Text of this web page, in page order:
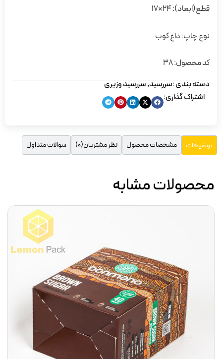
قطع(ابعاد): 24×17
نوع چاپ: داغ کوب
کد محصول: 38
دسته بندی :سررسید,سررسید وزیری
اشتراک گذاری:
توضیحات مشخصات محصول نظر مشتریان(0) سوالات متداول
محصولات مشابه